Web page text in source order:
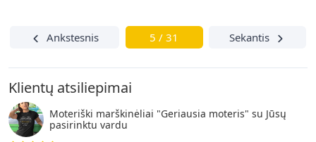
Klientų atsiliepimai
Moteriški marškinėliai "Geriausia moteris" su Jūsų
pasirinktu vardu
Ankstesnis 5 / 31 Sekantis